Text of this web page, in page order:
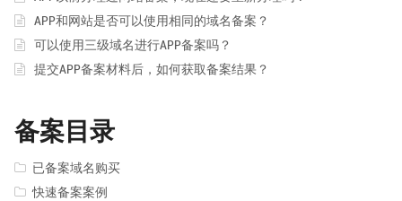
APP和网站是否可以使用相同的域名备案？
可以使用三级域名进行APP备案吗？
提交APP备案材料后，如何获取备案结果？
备案目录
已备案域名购买
快速备案案例